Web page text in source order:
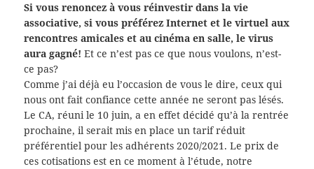
Si vous renoncez à vous réinvestir dans la vie
associative, si vous préférez Internet et le virtuel aux
rencontres amicales et au cinéma en salle, le virus
aura gagné! Et ce n’est pas ce que nous voulons, n’est-
ce pas?
Comme j’ai déjà eu l’occasion de vous le dire, ceux qui
nous ont fait confiance cette année ne seront pas lésés.
Le CA, réuni le 10 juin, a en effet décidé qu’à la rentrée
prochaine, il serait mis en place un tarif réduit
préférentiel pour les adhérents 2020/2021. Le prix de
ces cotisations est en ce moment à l’étude, notre